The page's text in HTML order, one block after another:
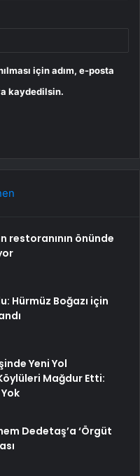
için adım, e-posta
kaydedilsin.
restoranının önünde
Hürmüz Boğazı için
Yeni Yol
Mağdur Etti:
Dedetaş’a ‘Örgüt